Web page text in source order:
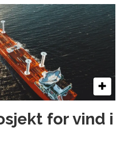
for vind i